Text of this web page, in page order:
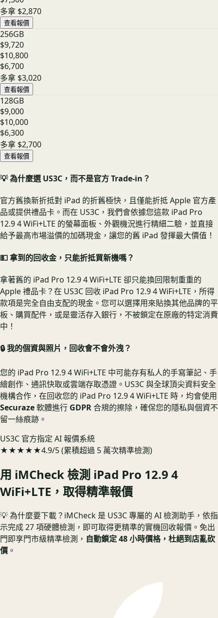
多拿 $2,870
查看報價
256GB
$9,720
$10,800
$6,700
多拿 $3,020
查看報價
128GB
$9,000
$10,000
$6,300
多拿 $2,700
查看報價
💡 為什麼選 US3C，而不是官方 Trade-in？
官方舊換新折抵對 iPad 的折舊極快，且僅能折抵 Apple 官方產
品或提供禮品卡。而在 US3C，我們會依據您這款 iPad Pro
12.9 4 WiFi+LTE 的螢幕面板、外觀機況進行精細二驗，並直接
給予最高市場溢價的加碼現金，讓您的舊 iPad 發揮最大價值！
💵 拿到的回收金，只能折抵買新機嗎？
拿著舊的 iPad Pro 12.9 4 WiFi+LTE 卻只能換回限制重重的
Apple 禮品卡？在 US3C 回收 iPad Pro 12.9 4 WiFi+LTE，所得
款項是完全自由支配的現金。您可以選擇用來貼換其他品牌的平
板、購買配件，或是靈活存入銀行，不被鎖定在原廠的特定消費
中！
🔒 我的個資與照片，回收會不會外洩？
您的 iPad Pro 12.9 4 WiFi+LTE 中可能存有私人的手寫筆記、手
繪創作、通訊快取或雲端存取憑證。US3C 與全球頂尖資料安全
機構合作，在回收您的 iPad Pro 12.9 4 WiFi+LTE 時，均會使用
Securaze軟體進行 GDPR合規的擦除，確保您的隱私與個資不
留一絲痕跡。
US3C 官方指定 AI 報價系統
★★★★★4.9/5 (累積超過 5 萬次精準檢測)
用 iMCheck 檢測 iPad Pro 12.9 4
WiFi+LTE ，取得精準報價
💡 為什麼要下載？ iMCheck 是 US3C 專屬的 AI 檢測助手，依指
示完成 27 項硬體檢測，即可取得更精準的實機回收報價。 免出
門即享門市級精準檢測， 自動鎖定 48 小時價格，杜絕到店亂砍
價 。